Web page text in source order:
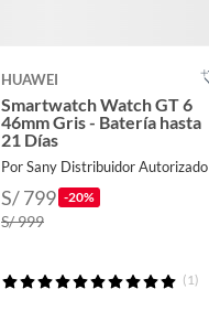
HUAWEI
Smartwatch Watch GT 6
46mm Gris - Batería hasta
21 Días
Por Sany Distribuidor Autorizado
S/ 799 -20%
S/ 999
(1)